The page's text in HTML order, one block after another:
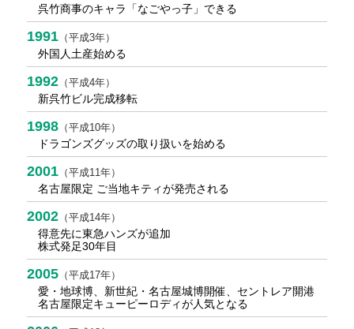
呉竹商事のキャラ「なごやっ子」できる
1991（平成3年）
外国人土産始める
1992（平成4年）
新呉竹ビル完成移転
1998（平成10年）
ドラゴンズグッズの取り扱いを始める
2001（平成11年）
名古屋限定 ご当地キティが発売される
2002（平成14年）
得意先に東急ハンズが追加
株式発足30年目
2005（平成17年）
愛・地球博、新世紀・名古屋城博開催、セントレア開港
名古屋限定キューピーロディが人気となる